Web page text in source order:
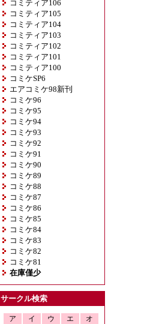
コミティア106
コミティア105
コミティア104
コミティア103
コミティア102
コミティア101
コミティア100
コミケSP6
エアコミケ98新刊
コミケ96
コミケ95
コミケ94
コミケ93
コミケ92
コミケ91
コミケ90
コミケ89
コミケ88
コミケ87
コミケ86
コミケ85
コミケ84
コミケ83
コミケ82
コミケ81
在庫僅少
サークル検索
ア イ ウ エ
オ